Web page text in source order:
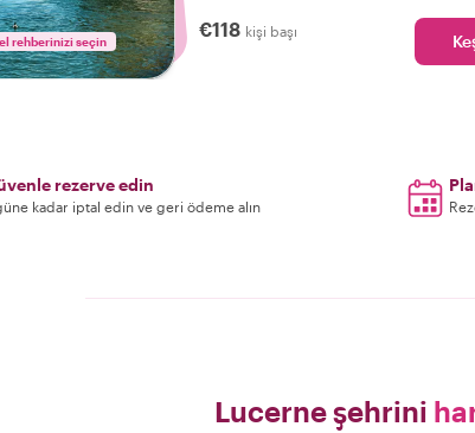
rehberinizi seçin
söyleyebilirsiniz: Gerçek Luzern'i
€118 kişi başı
rezerve edin
kadar iptal edin ve geri ödeme alın
Lucerne şehrini